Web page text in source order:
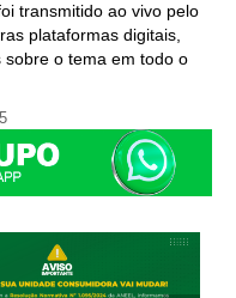
transmitido ao vivo pelo
plataformas digitais,
o tema em todo o